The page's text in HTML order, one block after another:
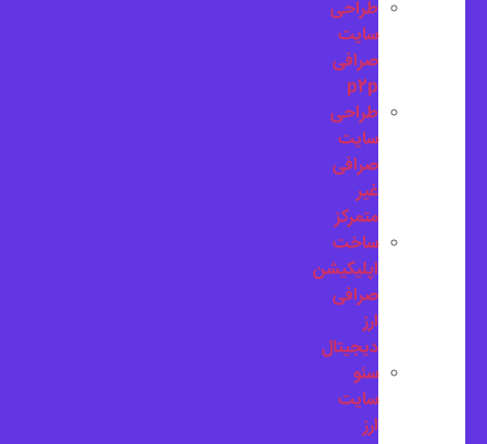
طراحی
سایت
صرافی
p2p
طراحی
سایت
صرافی
غیر
متمرکز
ساخت
اپلیکیشن
صرافی
ارز
دیجیتال
سئو
سایت
ارز